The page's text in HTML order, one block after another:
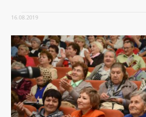
16.08.2019